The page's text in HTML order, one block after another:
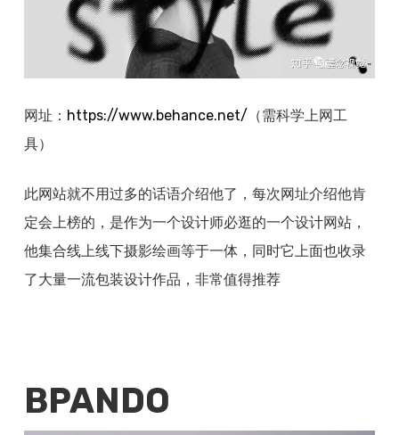
网址： https://www.behance.net/ （需科学上网工
具）
此网站就不用过多的话语介绍他了，每次网址介绍他肯
定会上榜的，是作为一个设计师必逛的一个设计网站，
他集合线上线下摄影绘画等于一体，同时它上面也收录
了大量一流包装设计作品，非常值得推荐
BPANDO